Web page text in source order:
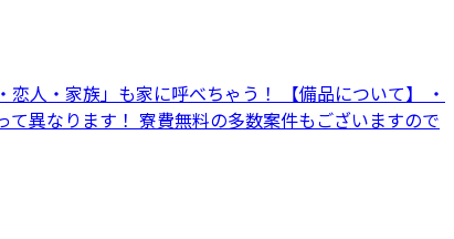
」も家に呼べちゃう！ 【備品について】 ・
す！ 寮費無料の多数案件もございますので